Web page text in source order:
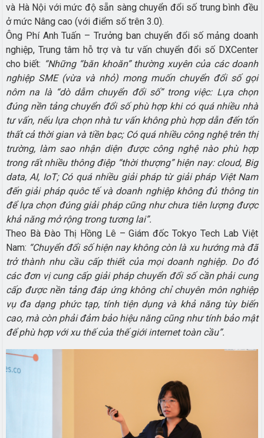
và Hà Nội với mức độ sẵn sàng chuyển đổi số trung bình đều
ở mức Nâng cao (với điểm số trên 3.0).
Ông Phí Anh Tuấn – Trưởng ban chuyển đổi số mảng doanh
nghiệp, Trung tâm hỗ trợ và tư vấn chuyển đổi số DXCenter
cho biết: “Những “băn khoăn” thường xuyên của các doanh
nghiệp SME (vừa và nhỏ) mong muốn chuyển đổi số gọi
nôm na là “dò dẫm chuyển đổi số” trong việc: Lựa chọn
đúng nền tảng chuyển đổi số phù hợp khi có quá nhiều nhà
tư vấn, nếu lựa chọn nhà tư vấn không phù hợp dẫn đến tổn
thất cả thời gian và tiền bạc; Có quá nhiều công nghệ trên thị
trường, làm sao nhận diện được công nghệ nào phù hợp
trong rất nhiều thông điệp “thời thượng” hiện nay: cloud, Big
data, AI, IoT; Có quá nhiều giải pháp từ giải pháp Việt Nam
đến giải pháp quôc tế và doanh nghiệp không đủ thông tin
để lựa chọn đúng giải pháp cũng như chưa tiên lượng được
khả năng mở rộng trong tương lai”.
Theo Bà Đào Thị Hồng Lê – Giám đốc Tokyo Tech Lab Việt
Nam: “Chuyển đổi số hiện nay không còn là xu hướng mà đã
trở thành nhu cầu cấp thiết của mọi doanh nghiệp. Do đó
các đơn vị cung cấp giải pháp chuyển đổi số cần phải cung
cấp được nền tảng đáp ứng không chỉ chuyên môn nghiệp
vụ đa dạng phức tạp, tính tiện dụng và khả năng tùy biến
cao, mà còn phải đảm bảo hiệu năng cũng như tính bảo mật
để phù hợp với xu thế của thế giới internet toàn cầu”.